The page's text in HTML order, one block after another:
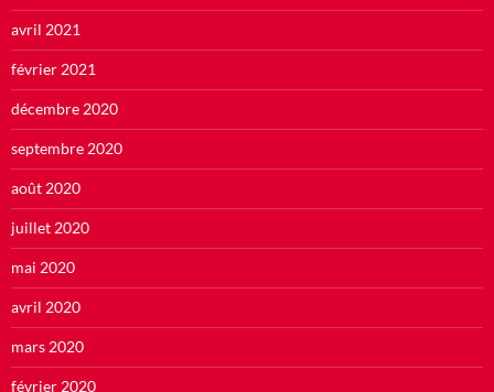
avril 2021
février 2021
décembre 2020
septembre 2020
août 2020
juillet 2020
mai 2020
avril 2020
mars 2020
février 2020